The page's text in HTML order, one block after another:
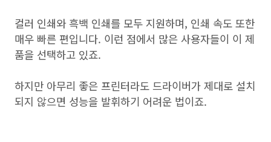
컬러 인쇄와 흑백 인쇄를 모두 지원하며, 인쇄 속도 또한
매우 빠른 편입니다. 이런 점에서 많은 사용자들이 이 제
품을 선택하고 있죠.
하지만 아무리 좋은 프린터라도 드라이버가 제대로 설치
되지 않으면 성능을 발휘하기 어려운 법이죠.